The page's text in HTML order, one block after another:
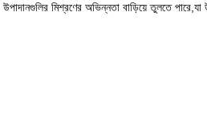
উপাদানগুলির মিশ্রণের অভিন্নতা বাড়িয়ে তুলতে